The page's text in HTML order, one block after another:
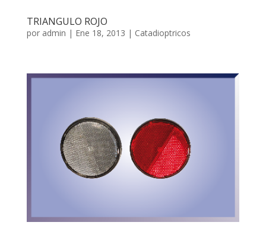
TRIANGULO ROJO
por admin | Ene 18, 2013 | Catadioptricos